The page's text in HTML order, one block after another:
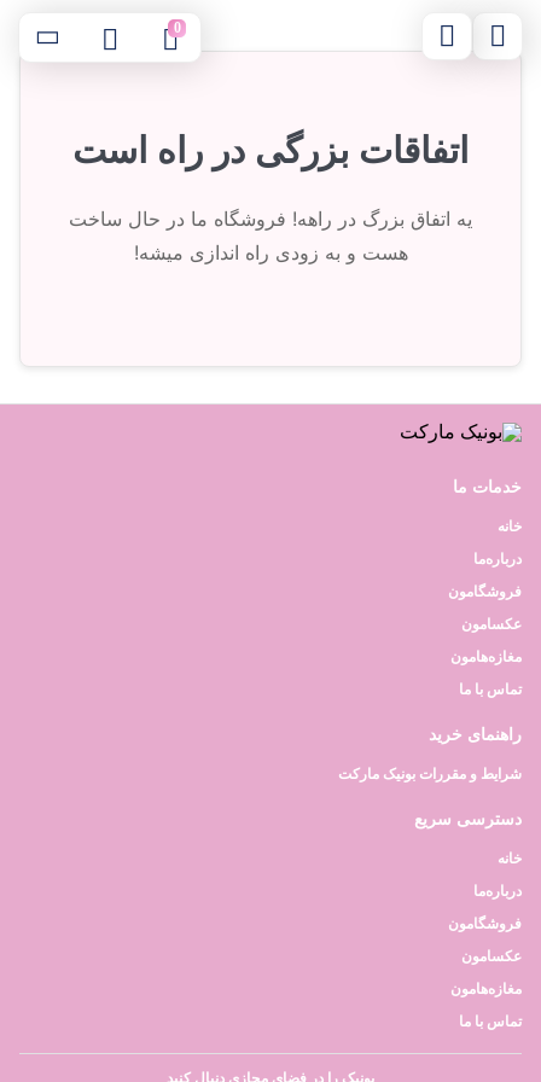
0
اتفاقات بزرگی در راه است
یه اتفاق بزرگ در راهه! فروشگاه ما در حال ساخت
هست و به زودی راه اندازی میشه!
خدمات ما
خانه
درباره‌ما
فروشگامون
عکسامون
مغازه‌هامون
تماس با ما
راهنمای خرید
شرایط و مقررات بونیک مارکت
دسترسی سریع
خانه
درباره‌ما
فروشگامون
عکسامون
مغازه‌هامون
تماس با ما
بونیک را در فضای مجازی دنبال کنید